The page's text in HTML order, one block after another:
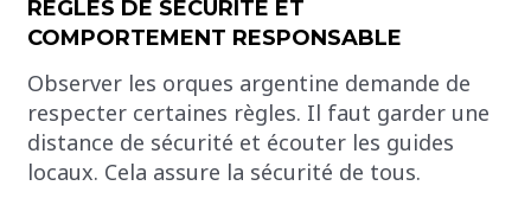
RÈGLES DE SÉCURITÉ ET
COMPORTEMENT RESPONSABLE
Observer les orques argentine demande de
respecter certaines règles. Il faut garder une
distance de sécurité et écouter les guides
locaux. Cela assure la sécurité de tous.